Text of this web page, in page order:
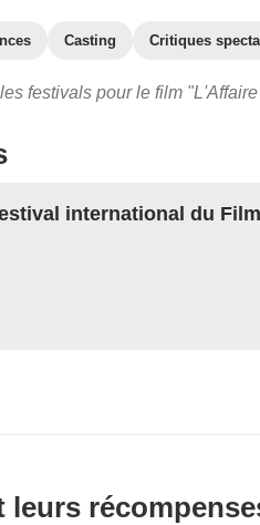
Casting Critiques
festivals pour le film
international du
leurs